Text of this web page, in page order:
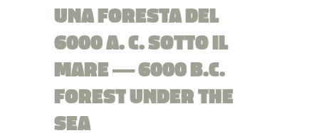
UNA FORESTA DEL
6000 A. C. SOTTO IL
MARE — 6000 B.C.
FOREST UNDER THE
SEA